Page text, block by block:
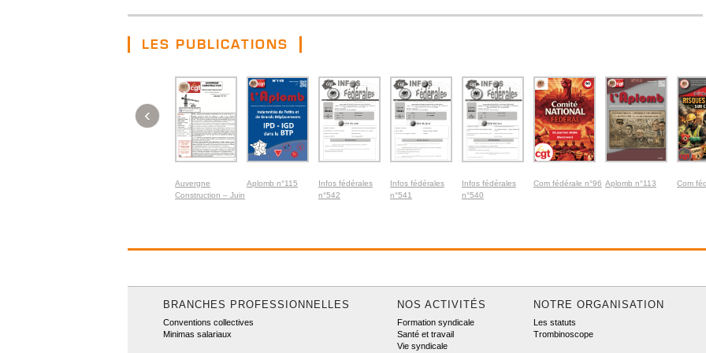
LES PUBLICATIONS
Auvergne
Construction – Juin
Aplomb n°115
Infos fédérales
n°542
Infos fédérales
n°541
Infos fédérales
n°540
Com fédérale n°96 Aplomb n°113 Com
‹
BRANCHES PROFESSIONNELLES
Conventions collectives
Minimas salariaux
NOS ACTIVITÉS
Formation syndicale
Santé et travail
Vie syndicale
NOTRE ORGANISATION
Les statuts
Trombinoscope